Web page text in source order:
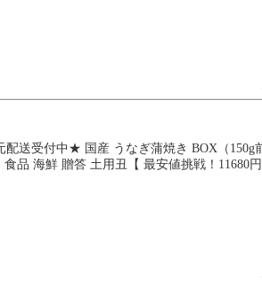
配送受付中★ 国産 うなぎ蒲焼き BOX（150g
品 海鮮 贈答 土用丑【 最安値挑戦！11680